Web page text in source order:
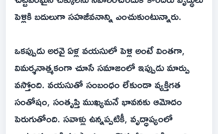
పెళ్లికి బదులుగా సహజీవనాన్ని ఎంచుకుంటున్నారు.
ఒకప్పుడు అరవై ఏళ్ల వయసులో పెళ్లి అంటే వింతగా,
విమర్శనాత్మకంగా చూసే సమాజంలో ఇప్పుడు మార్పు
వస్తోంది. వయసుతో సంబంధం లేకుండా వ్యక్తిగత
సంతోషం, సంతృప్తి ముఖ్యమనే భావనకు ఆమోదం
పెరుగుతోంది. సవాళ్లు ఉన్నప్పటికీ, వృద్ధాప్యంలో